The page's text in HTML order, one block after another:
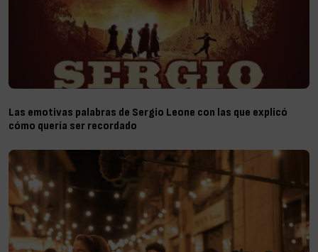
Las emotivas palabras de Sergio Leone con las que explicó
cómo quería ser recordado